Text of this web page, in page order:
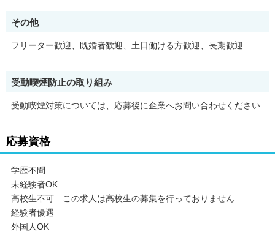
・社会保険（健康保険、厚生年金保険、雇用保険、労災保険）
・有給休暇：6か月勤務後10日付与
・資格手当（2,500円～最大60,000円）
・スタッフ紹介制度
※こちらは派遣の求人です。
***
■スマホアドバイザー＆初期設定スタッフスマホの接客・販売や
お客様へのスマホ教室の講師※基本契約業務は御座いません。初
心者でも安心してできる内容です♪携帯に詳しくなれるちゃ
う！？身近な人にも話したくなるような豆知識もGET☆■ショッ
その他
フリーター歓迎、既婚者歓迎、土日働ける方歓迎、長期歓迎
受動喫煙防止の取り組み
受動喫煙対策については、応募後に企業へお問い合わせください
応募資格
学歴不問
未経験者OK
高校生不可 この求人は高校生の募集を行っておりません
経験者優遇
外国人OK